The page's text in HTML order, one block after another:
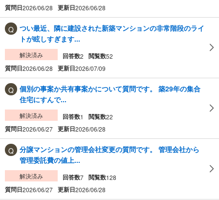
質問日2026/06/28 更新日2026/06/28
つい最近、隣に建設された新築マンションの非常階段のライ
トが眩しすぎます...
解決済み 回答数2 閲覧数52
質問日2026/06/28 更新日2026/07/09
個別の事案か共有事案かについて質問です。 築29年の集合
住宅にすんで...
解決済み 回答数1 閲覧数22
質問日2026/06/27 更新日2026/06/28
分譲マンションの管理会社変更の質問です。 管理会社から
管理委託費の値上...
解決済み 回答数7 閲覧数128
質問日2026/06/27 更新日2026/06/28